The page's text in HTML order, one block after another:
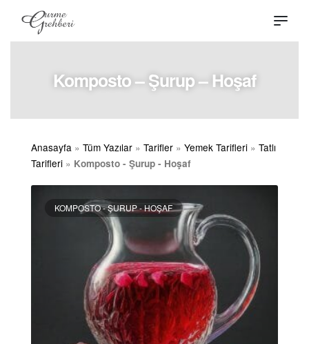
Komposto – Şurup – Hoşaf
Anasayfa » Tüm Yazılar » Tarifler » Yemek Tarifleri » Tatlı
Tarifleri » Komposto - Şurup - Hoşaf
KOMPOSTO - ŞURUP - HOŞAF